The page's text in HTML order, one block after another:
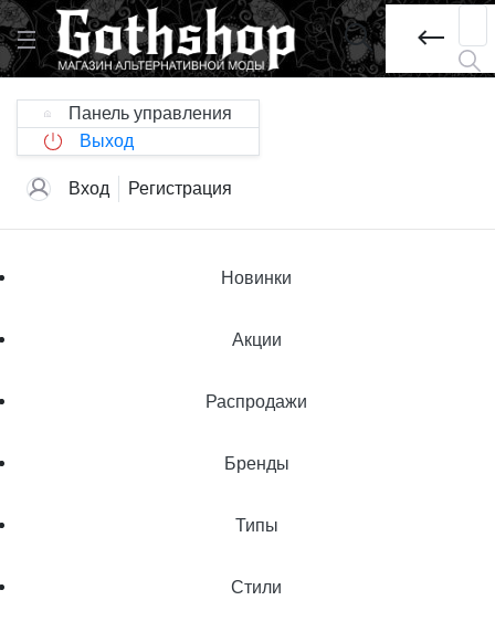
Панель управления
Выход
Вход Регистрация
Новинки
Акции
Распродажи
Бренды
Типы
Стили